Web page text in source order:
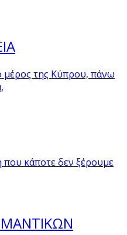
μέρος της Κύπρου, πάνω
που κάποτε δεν ξέρουμε